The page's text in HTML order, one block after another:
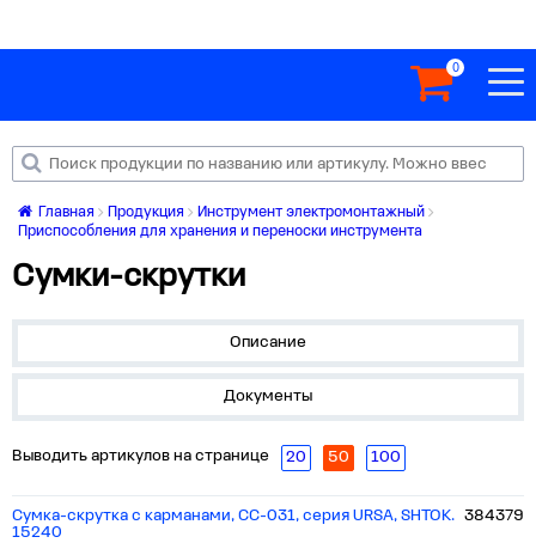
0
Главная Продукция
Инструмент электромонтажный
Приспособления для хранения и переноски инструмента
Сумки-скрутки
Описание
Документы
Выводить артикулов на странице 20 50 100
Сумка-скрутка с карманами, СС-031, серия URSA, SHTOK.
15240
384379